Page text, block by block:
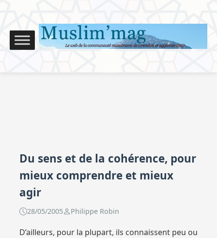
Du sens et de la cohérence, pour
mieux comprendre et mieux
agir
28/05/2005 Philippe Robin
D’ailleurs, pour la plupart, ils connaissent peu ou